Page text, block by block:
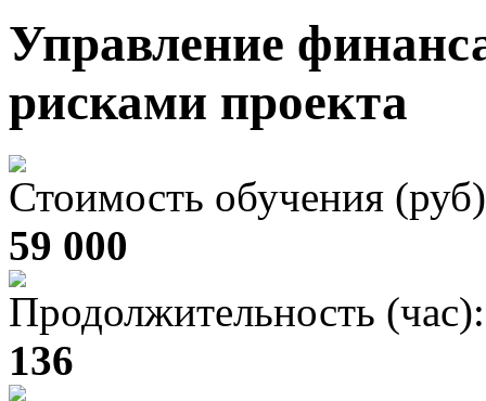
Управление
рисками проекта
Стоимость обучения
59 000
Продолжительность (час):
136